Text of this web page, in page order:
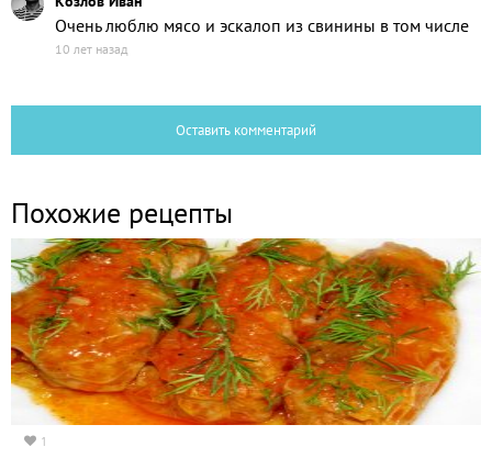
Очень люблю мясо и эскалоп из свинины в том числе
10 лет назад
Оставить комментарий
Похожие рецепты
1